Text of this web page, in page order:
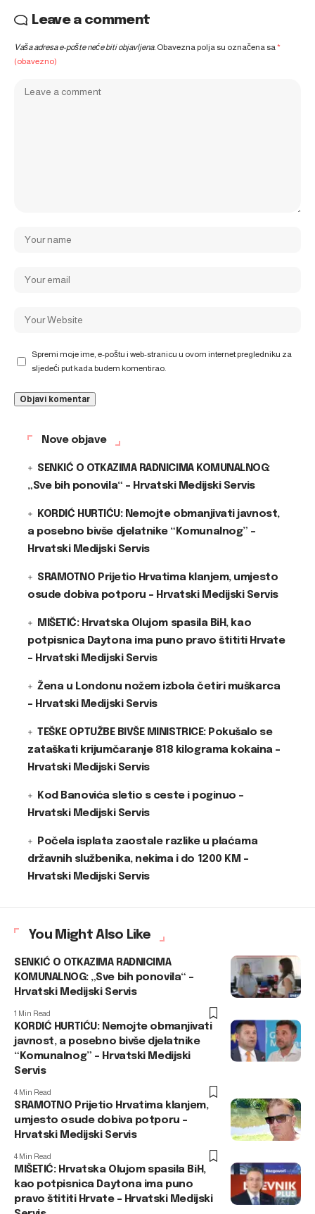
Leave a comment
Vaša adresa e-pošte neće biti objavljena. Obavezna polja su označena sa*
(obavezno)
Spremi moje ime, e-poštu i web-stranicu u ovom internet pregledniku za
sljedeći put kada budem komentirao.
Nove objave
SENKIĆ O OTKAZIMA RADNICIMA KOMUNALNOG:
„Sve bih ponovila“ – Hrvatski Medijski Servis
KORDIĆ HURTIĆU: Nemojte obmanjivati javnost,
a posebno bivše djelatnike “Komunalnog” –
Hrvatski Medijski Servis
SRAMOTNO Prijetio Hrvatima klanjem, umjesto
osude dobiva potporu – Hrvatski Medijski Servis
MIŠETIĆ: Hrvatska Olujom spasila BiH, kao
potpisnica Daytona ima puno pravo štititi Hrvate
– Hrvatski Medijski Servis
Žena u Londonu nožem izbola četiri muškarca
– Hrvatski Medijski Servis
TEŠKE OPTUŽBE BIVŠE MINISTRICE: Pokušalo se
zataškati krijumčaranje 818 kilograma kokaina –
Hrvatski Medijski Servis
Kod Banovića sletio s ceste i poginuo –
Hrvatski Medijski Servis
Počela isplata zaostale razlike u plaćama
državnih službenika, nekima i do 1200 KM –
Hrvatski Medijski Servis
You Might Also Like
SENKIĆ O OTKAZIMA RADNICIMA
KOMUNALNOG: „Sve bih ponovila“ –
Hrvatski Medijski Servis
1 Min Read
KORDIĆ HURTIĆU: Nemojte obmanjivati
javnost, a posebno bivše djelatnike
“Komunalnog” – Hrvatski Medijski
Servis
4 Min Read
SRAMOTNO Prijetio Hrvatima klanjem,
umjesto osude dobiva potporu –
Hrvatski Medijski Servis
4 Min Read
MIŠETIĆ: Hrvatska Olujom spasila BiH,
kao potpisnica Daytona ima puno
pravo štititi Hrvate – Hrvatski Medijski